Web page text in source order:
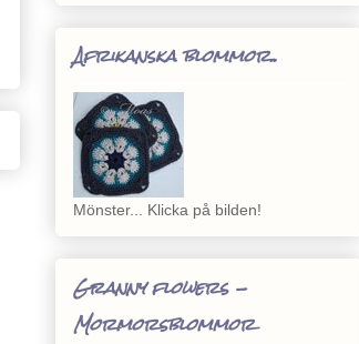
Afrikanska blommor..
Mönster... Klicka på bilden!
Granny flowers -
Mormorsblommor